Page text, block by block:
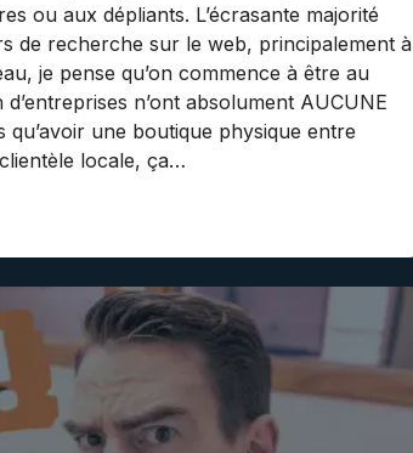
ou aux dépliants. L’écrasante majorité
de recherche sur le web, principalement à
je pense qu’on commence à être au
n’ont absolument AUCUNE
une boutique physique entre
locale, ça…